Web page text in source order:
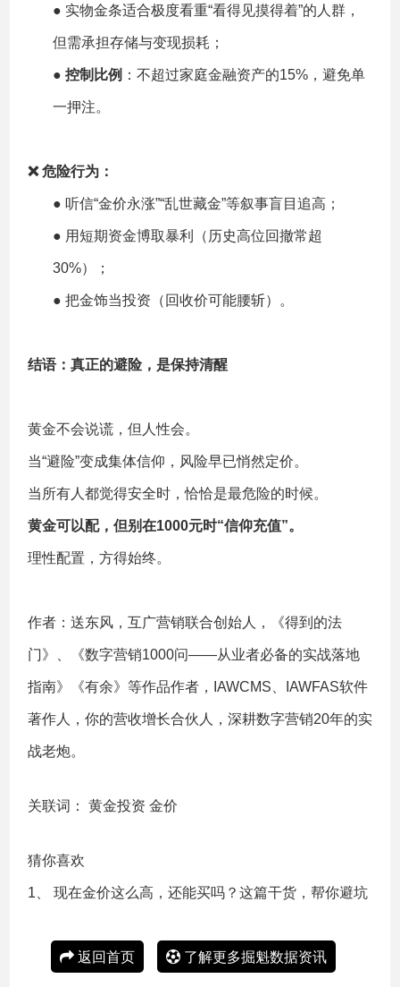
● 实物金条适合极度看重“看得见摸得着”的人群，
但需承担存储与变现损耗；
● 控制比例 ：不超过家庭金融资产的15%，避免单
一押注。
❌ 危险行为：
● 听信“金价永涨”“乱世藏金”等叙事盲目追高；
● 用短期资金博取暴利（历史高位回撤常超
30%）；
● 把金饰当投资（回收价可能腰斩）。
结语：真正的避险，是保持清醒
黄金不会说谎，但人性会。
当“避险”变成集体信仰，风险早已悄然定价。
当所有人都觉得安全时，恰恰是最危险的时候。
黄金可以配，但别在1000元时“信仰充值”。
理性配置，方得始终。
作者：送东风，互广营销联合创始人，《得到的法
门》、《数字营销1000问——从业者必备的实战落地
指南》《有余》等作品作者，IAWCMS、IAWFAS软件
著作人，你的营收增长合伙人，深耕数字营销20年的实
战老炮。
关联词： 黄金投资 金价
猜你喜欢
1、 现在金价这么高，还能买吗？这篇干货，帮你避坑
返回首页 了解更多掘魁数据资讯